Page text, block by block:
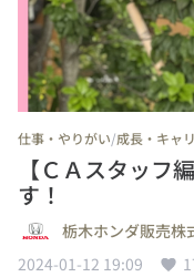
仕事・やりがい/成長・キャ
【ＣＡスタッフ
す！
栃木ホンダ販売株
2024-01-12 19:09